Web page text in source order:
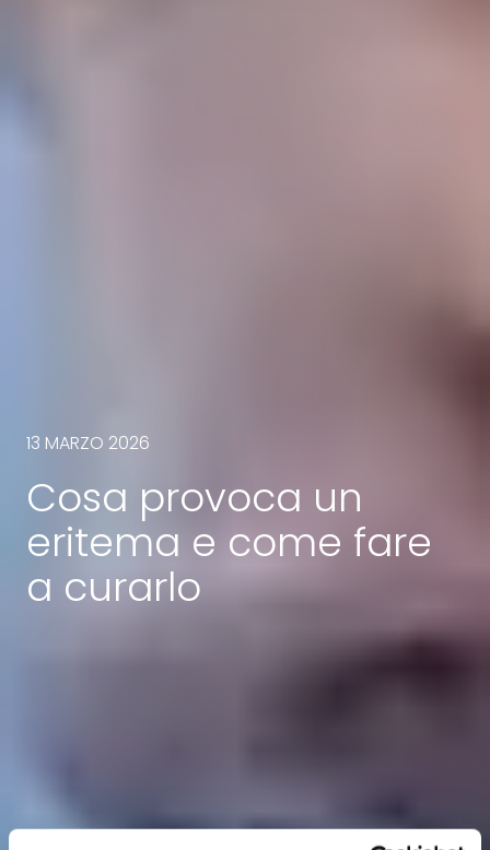
13 MARZO 2026
Cosa provoca un
eritema e come fare
a curarlo